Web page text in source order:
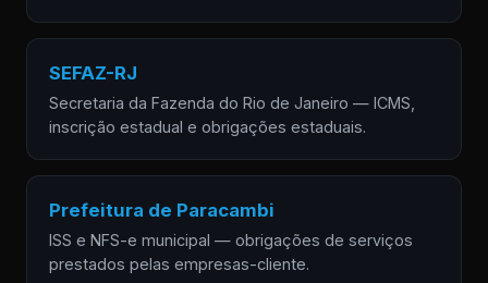
SEFAZ-RJ
Secretaria da Fazenda do Rio de Janeiro — ICMS,
inscrição estadual e obrigações estaduais.
Prefeitura de Paracambi
ISS e NFS-e municipal — obrigações de serviços
prestados pelas empresas-cliente.